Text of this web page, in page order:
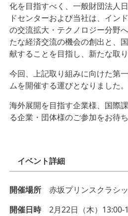
化を目指すべく、一般財団法人
ドセンターおよび当社は、イン
の交流拡大・テクノロジー分野
たな経済交流の機会の創出と、
献することを目指し、新たな取
今回、上記取り組みに向けた第
ムを開催する運びとなりました。
海外展開を目指す企業様、国際
る企業・団体様のご参加をお待
イベント詳細
開催場所 赤坂プリンスクラシ
開催日時 2月22日（木）13:00-